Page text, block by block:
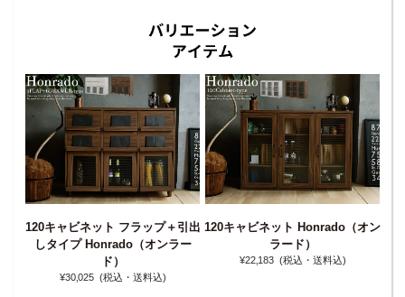
120キャビネット フラップ＋引出
しタイプ Honrado（オンラー
ド）
¥30‚025 (税込・送料込)
120キャビネット Honrado（オン
ラード）
¥22‚183 (税込・送料込)